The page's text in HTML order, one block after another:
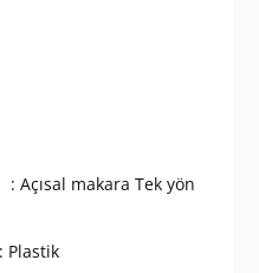
makara Tek yön
Plastik